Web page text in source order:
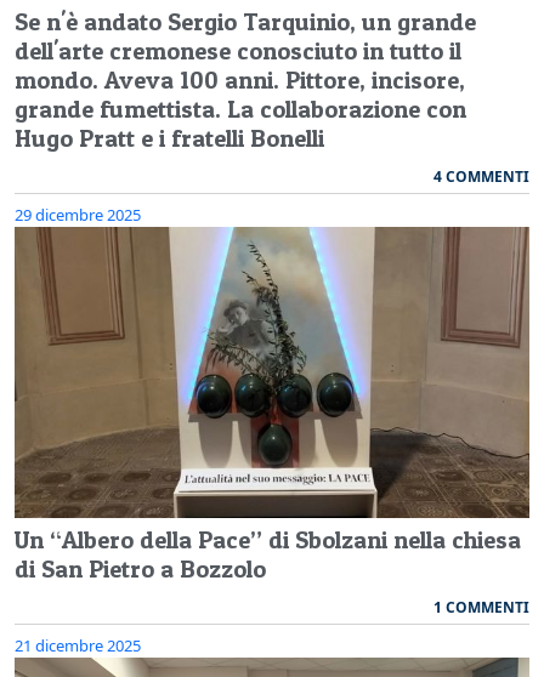
Se n'è andato Sergio Tarquinio, un grande
dell'arte cremonese conosciuto in tutto il
mondo. Aveva 100 anni. Pittore, incisore,
grande fumettista. La collaborazione con
Hugo Pratt e i fratelli Bonelli
4 COMMENTI
29 dicembre 2025
Un “Albero della Pace” di Sbolzani nella chiesa
di San Pietro a Bozzolo
1 COMMENTI
21 dicembre 2025